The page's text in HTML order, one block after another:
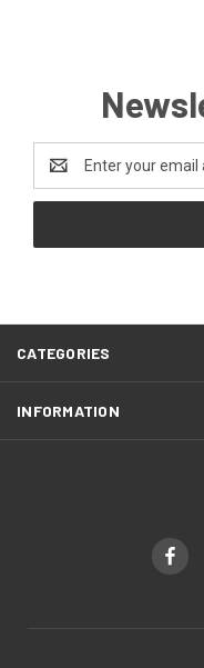
Email
Address
CATEGORIES
INFORMATION